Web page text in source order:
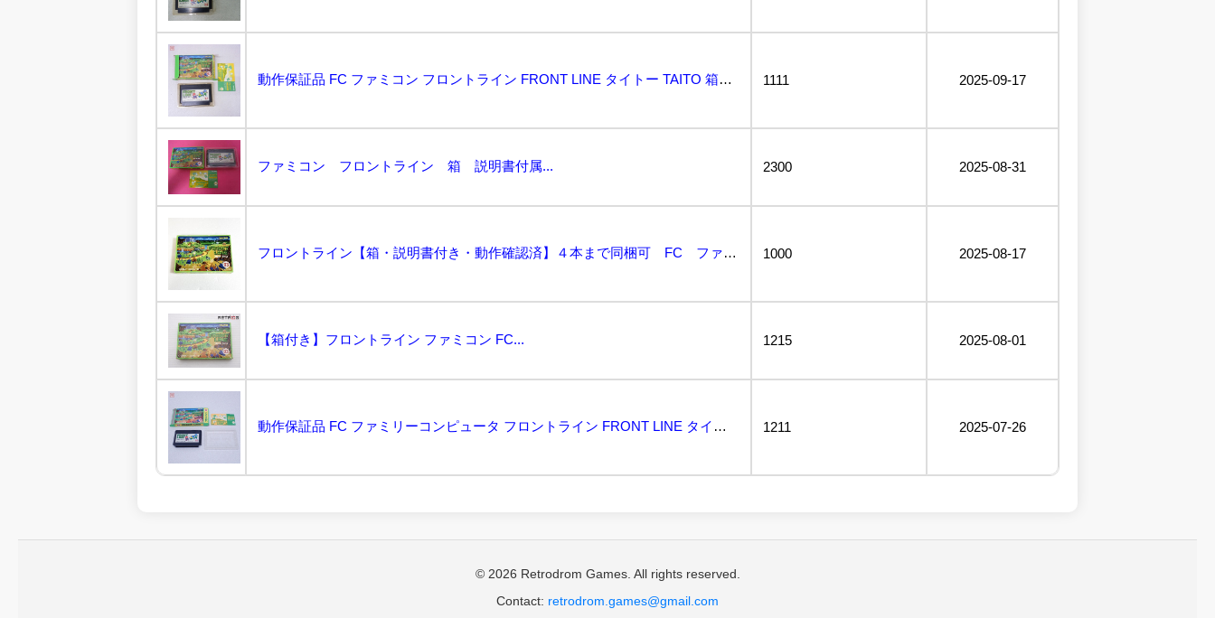
動作保証品 FC ファミコン フロントライン FRONT LINE タイトー TAITO 箱説付【P... 1111 2025-09-17
ファミコン フロントライン 箱 説明書付属... 2300 2025-08-31
フロントライン【箱・説明書付き・動作確認済】４本まで同梱可 FC ファミコン... 1000 2025-08-17
【箱付き】フロントライン ファミコン FC... 1215 2025-08-01
動作保証品 FC ファミリーコンピュータ フロントライン FRONT LINE タイトー TAITO... 1211 2025-07-26
© 2026 Retrodrom Games. All rights reserved.
Contact: retrodrom.games@gmail.com